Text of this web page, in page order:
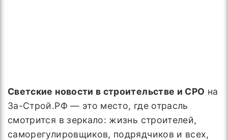
Светские новости в строительстве и СРО на
За-Строй.РФ — это место, где отрасль
смотрится в зеркало: жизнь строителей,
саморегулировщиков, подрядчиков и всех,